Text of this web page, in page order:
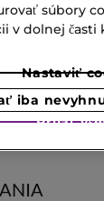
súbory
v dolnej časti
Nastaviť
iba
Prijať